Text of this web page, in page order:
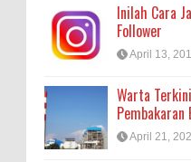
Inilah Cara
Follower
April 13,
Warta
Pembakaran
April 21,